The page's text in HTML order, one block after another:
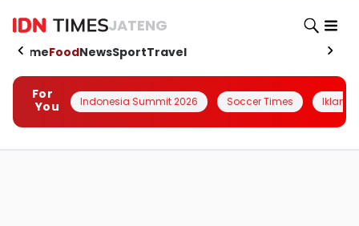
JATENG
HomeFoodNewsSportTravel
For
You
Indonesia Summit 2026 Soccer Times Iklanin